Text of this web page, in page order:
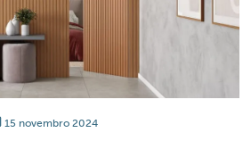
15 novembro 2024